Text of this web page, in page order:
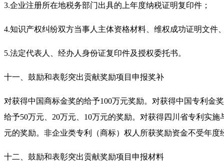
3.企业注册所在地税务部门出具的上年度纳税证明复印件；
4.知识产权纠纷双方当事人主体资格材料、维权成功证明文件
5.法定代表人、经办人身份证复印件及授权委托书。
十一、鼓励和表彰突出贡献奖励项目申报奖补
对获得中国商标金奖的给予100万元奖励。对获得中国专利金
给予50万元、20万元、10万元的奖励。对获得四川省专利实
元的奖励。非企业类专利（商标）权人所获奖励资金不受年度
十二、鼓励和表彰突出贡献奖励项目申报材料